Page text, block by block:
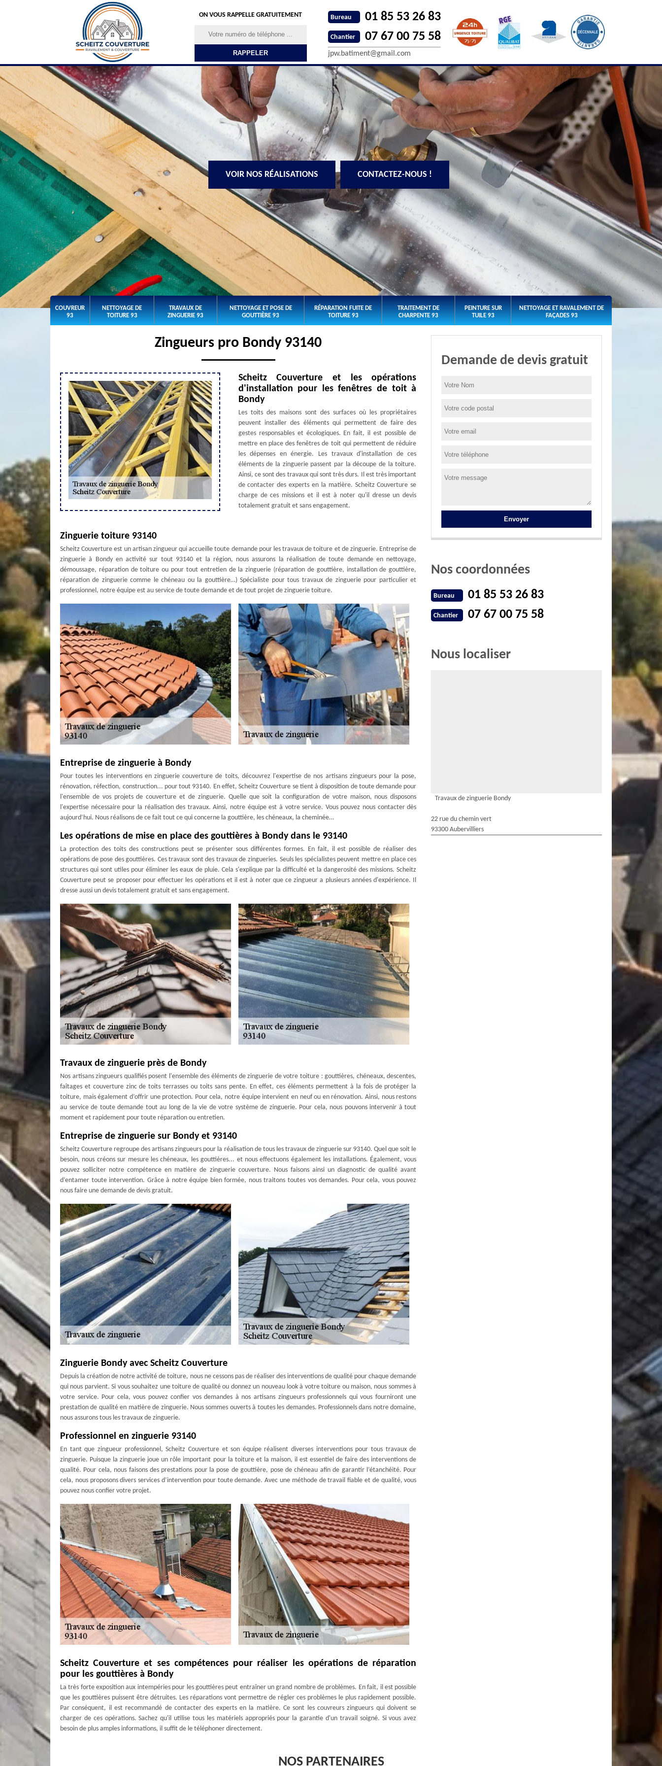
ON VOUS RAPPELLE GRATUITEMENT Bureau 01 85 53 26 83
Chantier 07 67 00 75 58
jpw.batiment@gmail.com
VOIR NOS RÉALISATIONS CONTACTEZ-NOUS !
COUVREUR
93
NETTOYAGE DE
TOITURE 93
TRAVAUX DE
ZINGUERIE 93
NETTOYAGE ET POSE DE
GOUTTIÈRE 93
RÉPARATION FUITE DE
TOITURE 93
TRAITEMENT DE
CHARPENTE 93
PEINTURE SUR
TUILE 93
NETTOYAGE ET RAVALEMENT DE
FAÇADES 93
Zingueurs pro Bondy 93140
Scheitz Couverture et les opérations
d'installation pour les fenêtres de toit à
Bondy
Les toits des maisons sont des surfaces où les propriétaires
peuvent installer des éléments qui permettent de faire des
gestes responsables et écologiques. En fait, il est possible de
mettre en place des fenêtres de toit qui permettent de réduire
les dépenses en énergie. Les travaux d'installation de ces
éléments de la zinguerie passent par la découpe de la toiture.
Ainsi, ce sont des travaux qui sont très durs. Il est très important
de contacter des experts en la matière. Scheitz Couverture se
charge de ces missions et il est à noter qu'il dresse un devis
totalement gratuit et sans engagement.
Zinguerie toiture 93140
Scheitz Couverture est un artisan zingueur qui accueille toute demande pour les travaux de toiture et de zinguerie. Entreprise de
zinguerie à Bondy en activité sur tout 93140 et la région, nous assurons la réalisation de toute demande en nettoyage,
démoussage, réparation de toiture ou pour tout entretien de la zinguerie (réparation de gouttière, installation de gouttière,
réparation de zinguerie comme le chéneau ou la gouttière…) Spécialiste pour tous travaux de zinguerie pour particulier et
professionnel, notre équipe est au service de toute demande et de tout projet de zinguerie toiture.
Entreprise de zinguerie à Bondy
Pour toutes les interventions en zinguerie couverture de toits, découvrez l'expertise de nos artisans zingueurs pour la pose,
rénovation, réfection, construction... pour tout 93140. En effet, Scheitz Couverture se tient à disposition de toute demande pour
l'ensemble de vos projets de couverture et de zinguerie. Quelle que soit la configuration de votre maison, nous disposons
l'expertise nécessaire pour la réalisation des travaux. Ainsi, notre équipe est à votre service. Vous pouvez nous contacter dès
aujourd’hui. Nous réalisons de ce fait tout ce qui concerne la gouttière, les chéneaux, la cheminée…
Les opérations de mise en place des gouttières à Bondy dans le 93140
La protection des toits des constructions peut se présenter sous différentes formes. En fait, il est possible de réaliser des
opérations de pose des gouttières. Ces travaux sont des travaux de zingueries. Seuls les spécialistes peuvent mettre en place ces
structures qui sont utiles pour éliminer les eaux de pluie. Cela s'explique par la difficulté et la dangerosité des missions. Scheitz
Couverture peut se proposer pour effectuer les opérations et il est à noter que ce zingueur a plusieurs années d'expérience. Il
dresse aussi un devis totalement gratuit et sans engagement.
Travaux de zinguerie près de Bondy
Nos artisans zingueurs qualifiés posent l'ensemble des éléments de zinguerie de votre toiture : gouttières, chéneaux, descentes,
faîtages et couverture zinc de toits terrasses ou toits sans pente. En effet, ces éléments permettent à la fois de protéger la
toiture, mais également d’offrir une protection. Pour cela, notre équipe intervient en neuf ou en rénovation. Ainsi, nous restons
au service de toute demande tout au long de la vie de votre système de zinguerie. Pour cela, nous pouvons intervenir à tout
moment et rapidement pour toute réparation ou entretien.
Entreprise de zinguerie sur Bondy et 93140
Scheitz Couverture regroupe des artisans zingueurs pour la réalisation de tous les travaux de zinguerie sur 93140. Quel que soit le
besoin, nous créons sur mesure les chéneaux, les gouttières... et nous effectuons également les installations. Également, vous
pouvez solliciter notre compétence en matière de zinguerie couverture. Nous faisons ainsi un diagnostic de qualité avant
d’entamer toute intervention. Grâce à notre équipe bien formée, nous traitons toutes vos demandes. Pour cela, vous pouvez
nous faire une demande de devis gratuit.
Zinguerie Bondy avec Scheitz Couverture
Depuis la création de notre activité de toiture, nous ne cessons pas de réaliser des interventions de qualité pour chaque demande
qui nous parvient. Si vous souhaitez une toiture de qualité ou donnez un nouveau look à votre toiture ou maison, nous sommes à
votre service. Pour cela, vous pouvez confier vos demandes à nos artisans zingueurs professionnels qui vous fourniront une
prestation de qualité en matière de zinguerie. Nous sommes ouverts à toutes les demandes. Professionnels dans notre domaine,
nous assurons tous les travaux de zinguerie.
Professionnel en zinguerie 93140
En tant que zingueur professionnel, Scheitz Couverture et son équipe réalisent diverses interventions pour tous travaux de
zinguerie. Puisque la zinguerie joue un rôle important pour la toiture et la maison, il est essentiel de faire des interventions de
qualité. Pour cela, nous faisons des prestations pour la pose de gouttière, pose de chéneau afin de garantir l’étanchéité. Pour
cela, nous proposons divers services d’intervention pour toute demande. Avec une méthode de travail fiable et de qualité, vous
pouvez nous confier votre projet.
Scheitz Couverture et ses compétences pour réaliser les opérations de réparation
pour les gouttières à Bondy
La très forte exposition aux intempéries pour les gouttières peut entraîner un grand nombre de problèmes. En fait, il est possible
que les gouttières puissent être détruites. Les réparations vont permettre de régler ces problèmes le plus rapidement possible.
Par conséquent, il est recommandé de contacter des experts en la matière. Ce sont les couvreurs zingueurs qui doivent se
charger de ces opérations. Sachez qu'il utilise tous les matériels appropriés pour la garantie d'un travail soigné. Si vous avez
besoin de plus amples informations, il suffit de le téléphoner directement.
Demande de devis gratuit
Nos coordonnées
Bureau 01 85 53 26 83
Chantier 07 67 00 75 58
Nous localiser
Travaux de zinguerie Bondy
22 rue du chemin vert
93300 Aubervilliers
NOS PARTENAIRES